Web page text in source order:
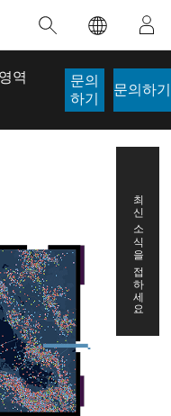
알아보기
공하는 세계 최고
터 관리용 GIS 데스
. 기술이 어떻게 작
체험할 수 있는 인
나, 제품 기능을
시작해 보세요.
분석 역량 강화
터 내 패턴과
를 해결하는 인
는 공간 통계 기
년 홍수 당시, GIS 기
인 Codex는 30일 만
리케이션을 구축하
원했습니다.
추천 도서
The Power
Jack Dangermond
이 도서는 현
시각적 및 서
심각한 문제를
잠재력이 점점
역 문의
하기 문의하기
최신 소식을 접하세요.